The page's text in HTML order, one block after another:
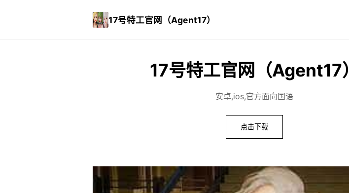
17号特工官网（Agent17）
17号特工官网（Agent17）
安卓,ios,官方面向国语
点击下载